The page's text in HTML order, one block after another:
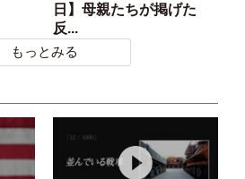
日】母親たちが掲げた
反...
もっとみる